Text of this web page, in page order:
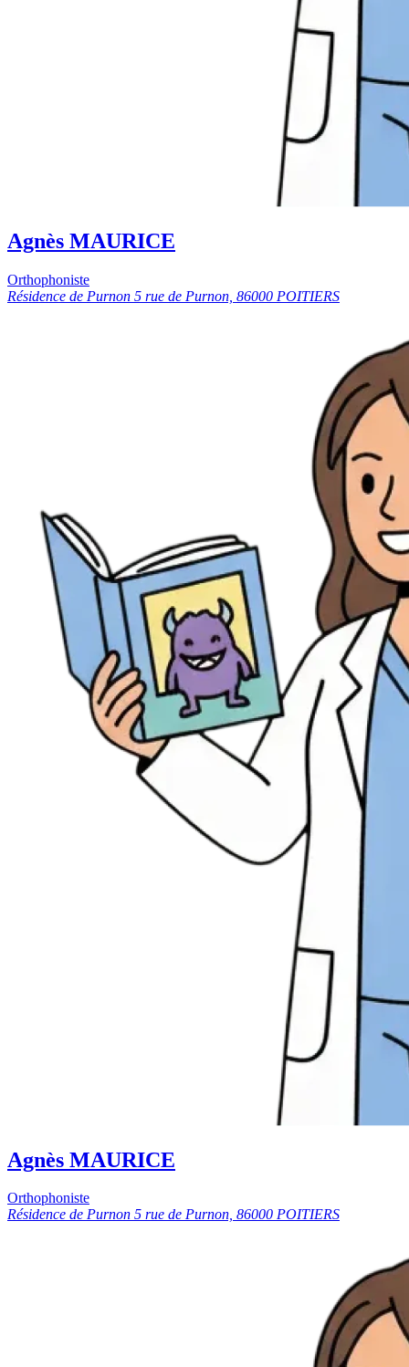
Agnès MAURICE
Orthophoniste
Résidence de Purnon 5 rue de Purnon, 86000 POITIERS
Agnès MAURICE
Orthophoniste
Résidence de Purnon 5 rue de Purnon, 86000 POITIERS